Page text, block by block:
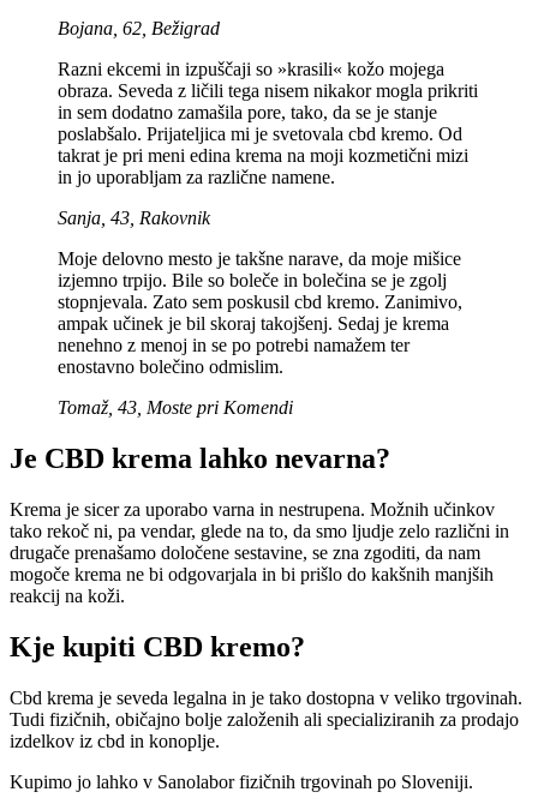
Bojana, 62, Bežigrad
Razni ekcemi in izpuščaji so »krasili« kožo mojega
obraza. Seveda z ličili tega nisem nikakor mogla prikriti
in sem dodatno zamašila pore, tako, da se je stanje
poslabšalo. Prijateljica mi je svetovala cbd kremo. Od
takrat je pri meni edina krema na moji kozmetični mizi
in jo uporabljam za različne namene.
Sanja, 43, Rakovnik
Moje delovno mesto je takšne narave, da moje mišice
izjemno trpijo. Bile so boleče in bolečina se je zgolj
stopnjevala. Zato sem poskusil cbd kremo. Zanimivo,
ampak učinek je bil skoraj takojšenj. Sedaj je krema
nenehno z menoj in se po potrebi namažem ter
enostavno bolečino odmislim.
Tomaž, 43, Moste pri Komendi
Je CBD krema lahko nevarna?
Krema je sicer za uporabo varna in nestrupena. Možnih učinkov
tako rekoč ni, pa vendar, glede na to, da smo ljudje zelo različni in
drugače prenašamo določene sestavine, se zna zgoditi, da nam
mogoče krema ne bi odgovarjala in bi prišlo do kakšnih manjših
reakcij na koži.
Kje kupiti CBD kremo?
Cbd krema je seveda legalna in je tako dostopna v veliko trgovinah.
Tudi fizičnih, običajno bolje založenih ali specializiranih za prodajo
izdelkov iz cbd in konoplje.
Kupimo jo lahko v Sanolabor fizičnih trgovinah po Sloveniji.